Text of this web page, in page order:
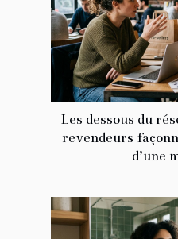
Les dessous du
revendeurs
d’une